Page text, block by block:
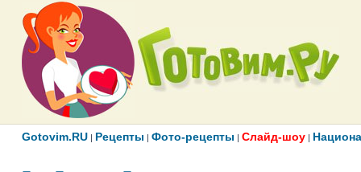
Gotovim.RU | Рецепты | Фото-рецепты | Слайд-шоу |